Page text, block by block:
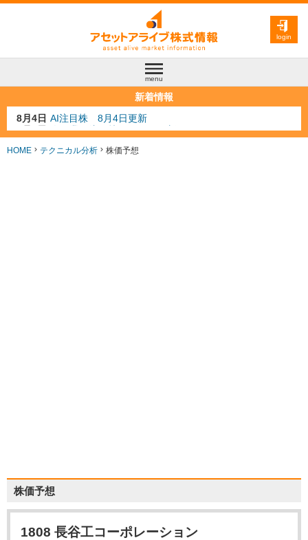
login
menu
新着情報
8月3日 人気業種注目株 8月3日更新
8月2日 金融注目株 8月2日更新
7月29日 日経225シグナル点灯
HOME テクニカル分析 株価予想
株価予想
1808 長谷工コーポレーション